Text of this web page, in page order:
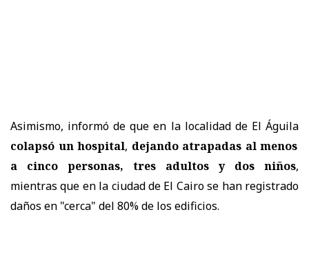
Asimismo, informó de que en la localidad de El Águila
colapsó un hospital, dejando atrapadas al menos
a cinco personas, tres adultos y dos niños,
mientras que en la ciudad de El Cairo se han registrado
daños en "cerca" del 80% de los edificios.